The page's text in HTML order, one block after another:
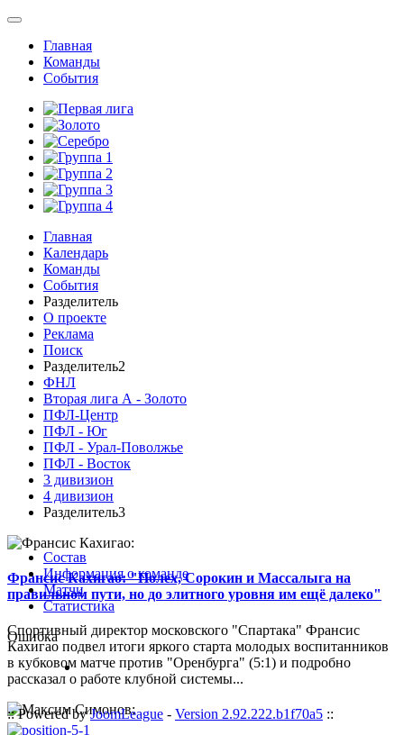
Главная
Команды
События
Главная
Календарь
Команды
События
Разделитель
О проекте
Реклама
Поиск
Разделитель2
ФНЛ
Вторая лига А - Золото
ПФЛ-Центр
ПФЛ - Юг
ПФЛ - Урал-Поволжье
ПФЛ - Восток
3 дивизион
4 дивизион
Разделитель3
Франсис Кахигао: "Полех, Сорокин и Массалыга на
правильном пути, но до элитного уровня им ещё далеко"
Спортивный директор московского "Спартака" Франсис
Кахигао подвел итоги яркого старта молодых воспитанников
в кубковом матче против "Оренбурга" (5:1) и подробно
рассказал о работе клубной системы...
Состав
Информация о команде
Матчи
Статистика
Ошибка
:: Powered byJoomLeague - Version 2.92.222.b1f70a5 ::